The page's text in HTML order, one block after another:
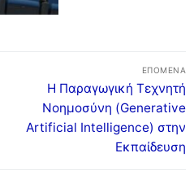
ΕΠΌΜΕΝΑ
Επόμενο
άρθρο:
Η Παραγωγική Τεχνητή
Νοημοσύνη (Generative
Artificial Intelligence) στην
Εκπαίδευση